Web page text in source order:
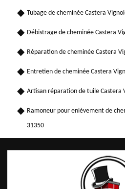
Tubage de cheminée Castera
Débistrage de cheminée Castera
Réparation de cheminée Castera
Entretien de cheminée Castera
Artisan réparation de tuile Castera
Ramoneur pour enlèvement de
31350